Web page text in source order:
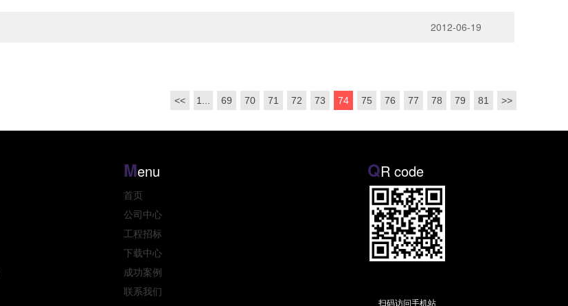
2012-06-19
<< 1... 69 70 71 72 73 74 75 76 77 78 79 81 >>
Menu
首页
公司中心
工程招标
下载中心
成功案例
联系我们
QR code
扫码访问手机站